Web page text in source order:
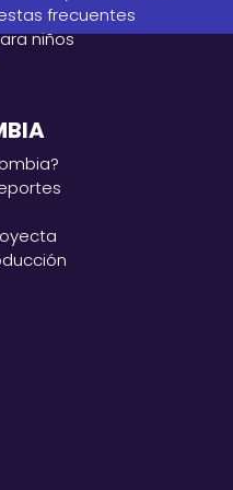
frecuentes
niños